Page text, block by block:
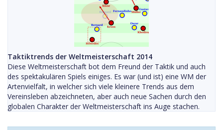
Taktiktrends der Weltmeisterschaft 2014
Diese Weltmeisterschaft bot dem Freund der Taktik und auch
des spektakulären Spiels einiges. Es war (und ist) eine WM der
Artenvielfalt, in welcher sich viele kleinere Trends aus dem
Vereinsleben abzeichneten, aber auch neue Sachen durch den
globalen Charakter der Weltmeisterschaft ins Auge stachen.